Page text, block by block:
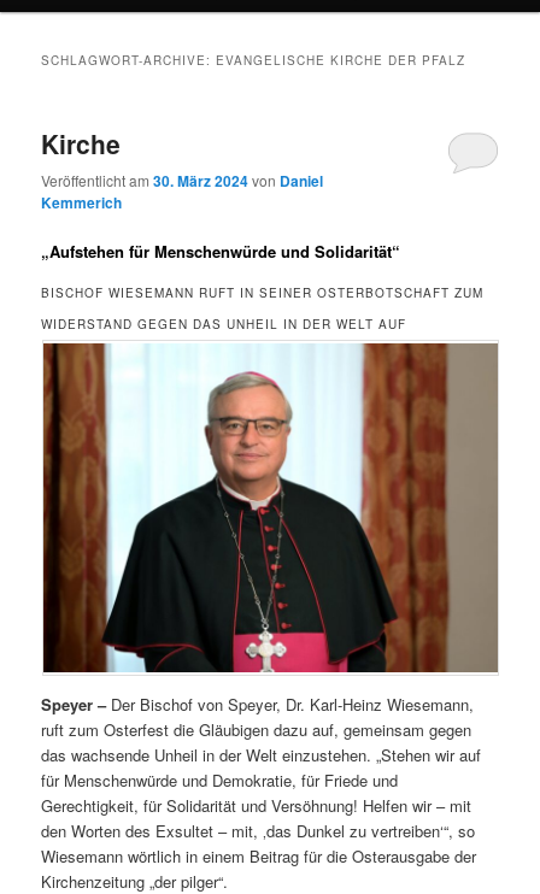
SCHLAGWORT-ARCHIVE: EVANGELISCHE KIRCHE DER PFALZ
Kirche
Veröffentlicht am30. März 2024von Daniel
Kemmerich
„Aufstehen für Menschenwürde und Solidarität“
BISCHOF WIESEMANN RUFT IN SEINER OSTERBOTSCHAFT ZUM
WIDERSTAND GEGEN DAS UNHEIL IN DER WELT AUF
Speyer –Der Bischof von Speyer, Dr. Karl-Heinz Wiesemann,
ruft zum Osterfest die Gläubigen dazu auf, gemeinsam gegen
das wachsende Unheil in der Welt einzustehen. „Stehen wir auf
für Menschenwürde und Demokratie, für Friede und
Gerechtigkeit, für Solidarität und Versöhnung! Helfen wir – mit
den Worten des Exsultet – mit, ‚das Dunkel zu vertreiben‘“, so
Wiesemann wörtlich in einem Beitrag für die Osterausgabe der
Kirchenzeitung „der pilger“.